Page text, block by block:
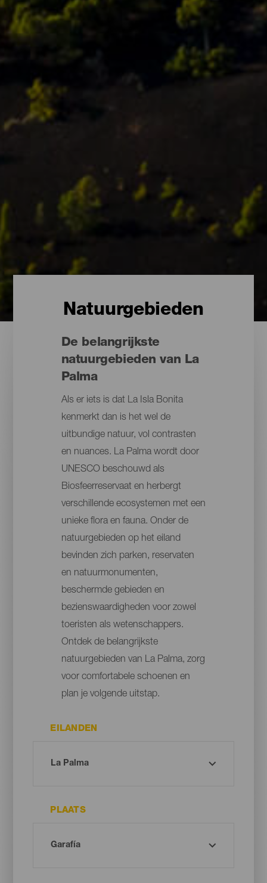
Natuurgebieden
De belangrijkste
natuurgebieden van La
Palma
Als er iets is dat La Isla Bonita
kenmerkt dan is het wel de
uitbundige natuur, vol contrasten
en nuances. La Palma wordt door
UNESCO beschouwd als
Biosfeerreservaat en herbergt
verschillende ecosystemen met een
unieke flora en fauna. Onder de
natuurgebieden op het eiland
bevinden zich parken, reservaten
en natuurmonumenten,
beschermde gebieden en
bezienswaardigheden voor zowel
toeristen als wetenschappers.
Ontdek de belangrijkste
natuurgebieden van La Palma, zorg
voor comfortabele schoenen en
plan je volgende uitstap.
EILANDEN
PLAATS